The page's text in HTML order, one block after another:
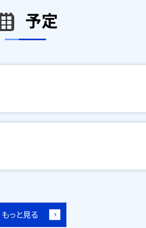
予定
もっと見る